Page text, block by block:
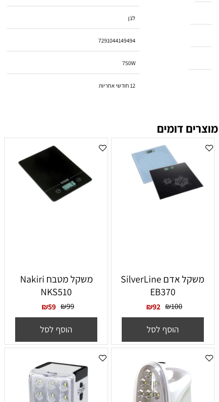
לבן
7291044149494
750W
12 חודשי אחריות
מוצרים דומים
‏משקל אדם SilverLine
EB370
₪100
₪92
הוסף לסל
‏משקל מטבח Nakiri
NKS510
₪99
₪59
הוסף לסל